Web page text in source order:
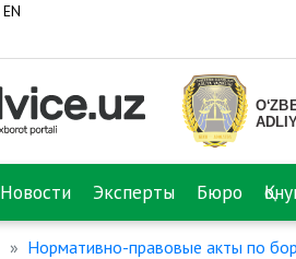
EN
Новости Эксперты Бюро
Нормативно-правовые акты по